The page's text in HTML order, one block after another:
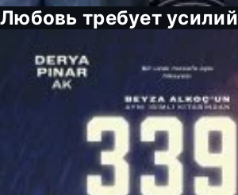
Любовь требует усилий